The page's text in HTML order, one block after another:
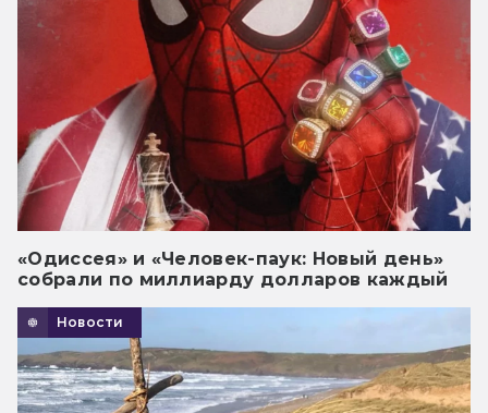
«Одиссея» и «Человек-паук: Новый день»
собрали по миллиарду долларов каждый
Новости